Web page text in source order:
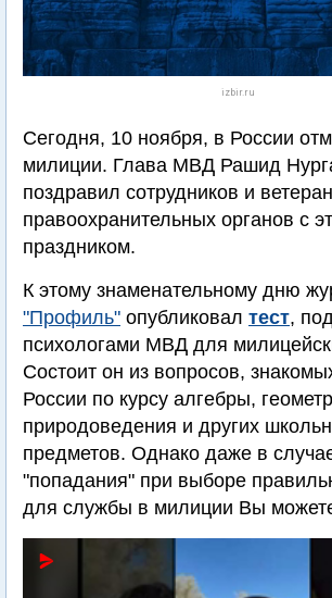
izbir.ru
Сегодня, 10 ноября, в России
милиции. Глава МВД Рашид
поздравил сотрудников и
правоохранительных органов с
праздником.
К этому знаменательному дню
"Профиль" опубликовал тест,
психологами МВД для
Состоит он из вопросов,
России по курсу алгебры,
природоведения и других
предметов. Однако даже в
"попадания" при выборе
для службы в милиции Вы